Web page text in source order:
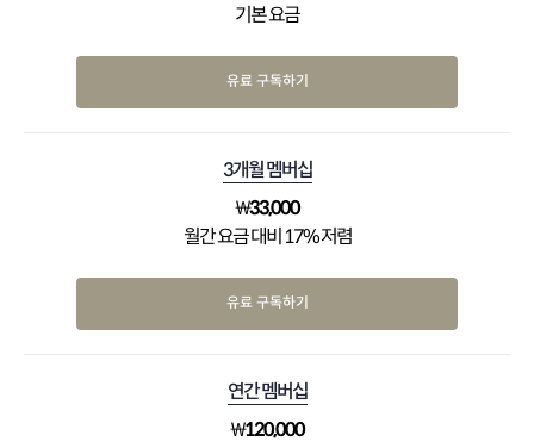
기본 요금
유료 구독하기
3개월 멤버십
₩33,000
월간 요금 대비 17% 저렴
유료 구독하기
연간 멤버십
₩120,000